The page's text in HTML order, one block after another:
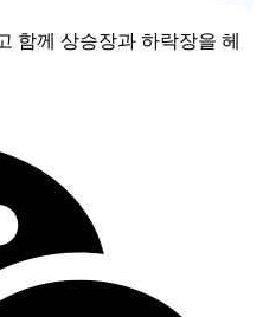
함께 상승장과 하락장을 헤